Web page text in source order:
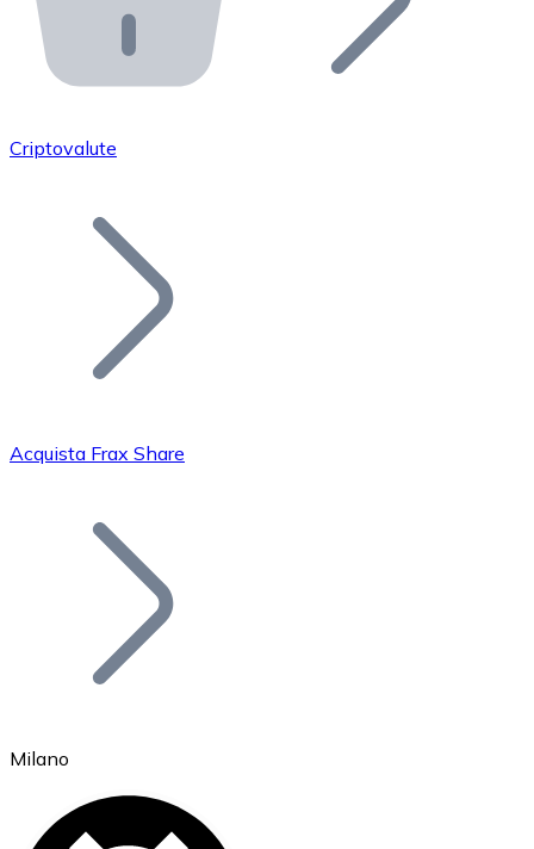
API Bitnovo
Integra la nostra API nel tuo ecosistema.
Unisciti alla nostra rete di rivenditori e
Aggiungi il token del tuo progetto al nostro servizio di
Bitcoin
Criptovalute
Acquista Frax Share
Milano